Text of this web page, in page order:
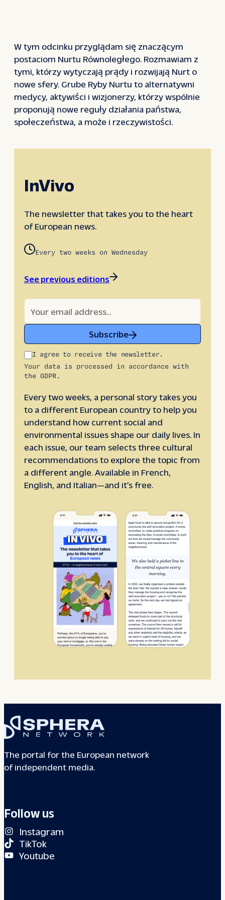
W tym odcinku przyglądam się znaczącym
postaciom Nurtu Równoległego. Rozmawiam z
tymi, którzy wytyczają prądy i rozwijają Nurt o
nowe sfery. Grube Ryby Nurtu to alternatywni
medycy, aktywiści i wizjonerzy, którzy wspólnie
proponują nowe reguły działania państwa,
społeczeństwa, a może i rzeczywistości.
InVivo
The newsletter that takes you to the heart
of European news.
Every two weeks on Wednesday
See previous editions
Subscribe
I agree to receive the newsletter.
Your data is processed in accordance with
the GDPR.
Every two weeks, a personal story takes you
to a different European country to help you
understand how current social and
environmental issues shape our daily lives. In
each issue, our team selects three cultural
recommendations to explore the topic from
a different angle. Available in French,
English, and Italian—and it’s free.
The portal for the European network
of independent media.
Follow us
Instagram
TikTok
Youtube